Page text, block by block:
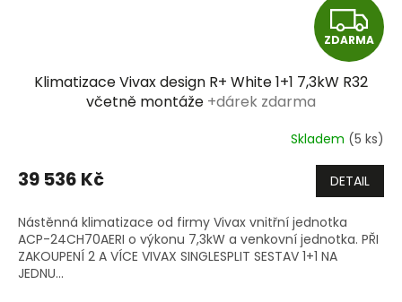
Z
D
A
R
M
A
ZDARMA
Klimatizace Vivax design R+ White 1+1 7,3kW R32
včetně montáže +dárek zdarma
Skladem (5 ks)
39 536 Kč DETAIL
Nástěnná klimatizace od firmy Vivax vnitřní jednotka
ACP-24CH70AERI o výkonu 7,3kW a venkovní jednotka. PŘI
ZAKOUPENÍ 2 A VÍCE VIVAX SINGLESPLIT SESTAV 1+1 NA
JEDNU...